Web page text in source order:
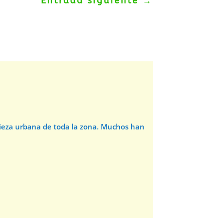
urbana de toda la zona. Muchos han